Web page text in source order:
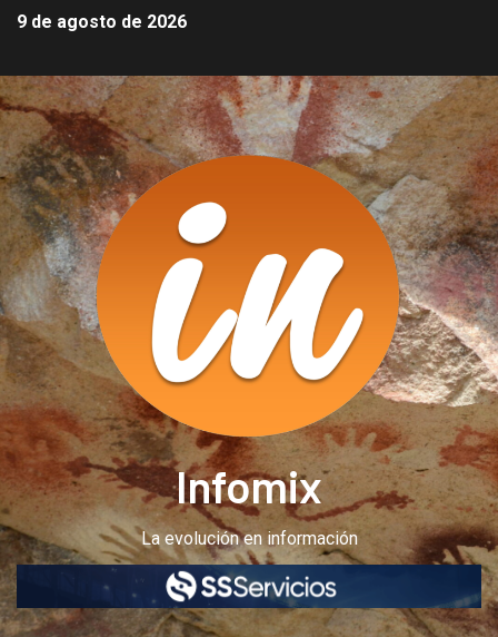
9 de agosto de 2026
Infomix
La evolución en información